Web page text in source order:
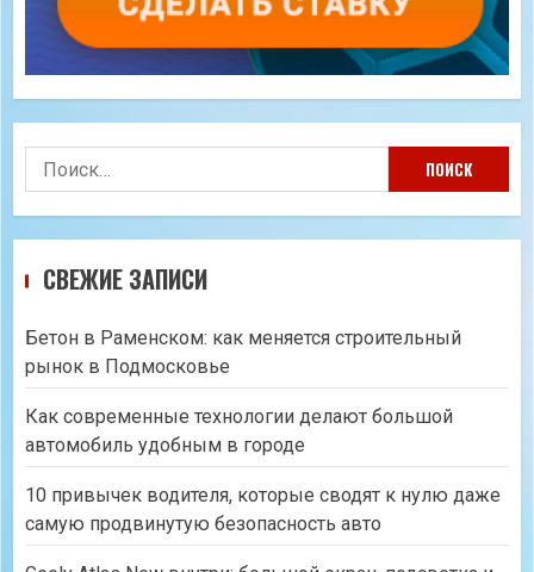
Найти:
СВЕЖИЕ ЗАПИСИ
Бетон в Раменском: как меняется строительный
рынок в Подмосковье
Как современные технологии делают большой
автомобиль удобным в городе
10 привычек водителя, которые сводят к нулю даже
самую продвинутую безопасность авто